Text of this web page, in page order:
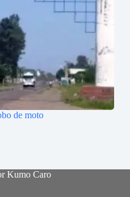
de moto
Kumo Caro